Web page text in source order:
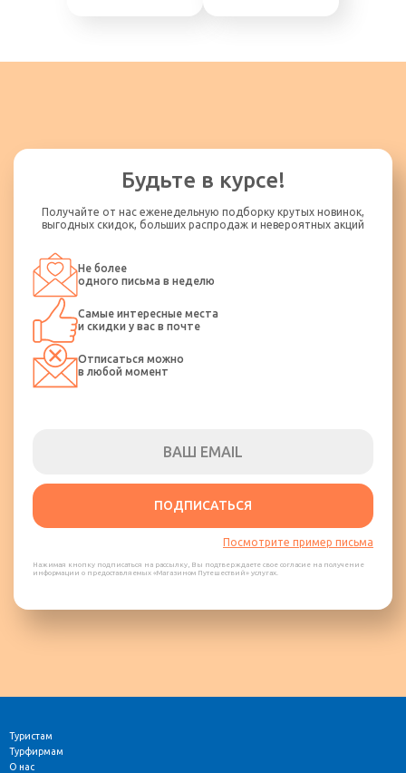
Будьте в курсе!
Получайте от нас еженедельную подборку крутых новинок,
выгодных скидок, больших распродаж и невероятных акций
Не более
одного письма в неделю
Самые интересные места
и скидки у вас в почте
Отписаться можно
в любой момент
ПОДПИСАТЬСЯ
Посмотрите пример письма
Нажимая кнопку подписаться на рассылку, Вы подтверждаете свое согласие на получение
информации о предоставляемых «Магазином Путешествий» услугах.
Туристам
Турфирмам
О нас